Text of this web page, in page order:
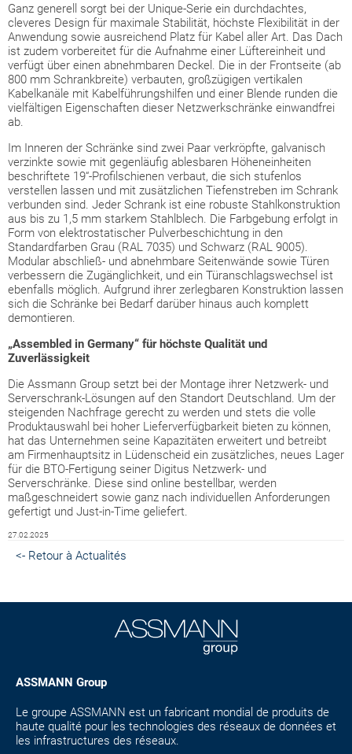
Ganz generell sorgt bei der Unique-Serie ein durchdachtes,
cleveres Design für maximale Stabilität, höchste Flexibilität in der
Anwendung sowie ausreichend Platz für Kabel aller Art. Das Dach
ist zudem vorbereitet für die Aufnahme einer Lüftereinheit und
verfügt über einen abnehmbaren Deckel. Die in der Frontseite (ab
800 mm Schrankbreite) verbauten, großzügigen vertikalen
Kabelkanäle mit Kabelführungshilfen und einer Blende runden die
vielfältigen Eigenschaften dieser Netzwerkschränke einwandfrei
ab.
Im Inneren der Schränke sind zwei Paar verkröpfte, galvanisch
verzinkte sowie mit gegenläufig ablesbaren Höheneinheiten
beschriftete 19“-Profilschienen verbaut, die sich stufenlos
verstellen lassen und mit zusätzlichen Tiefenstreben im Schrank
verbunden sind. Jeder Schrank ist eine robuste Stahlkonstruktion
aus bis zu 1,5 mm starkem Stahlblech. Die Farbgebung erfolgt in
Form von elektrostatischer Pulverbeschichtung in den
Standardfarben Grau (RAL 7035) und Schwarz (RAL 9005).
Modular abschließ- und abnehmbare Seitenwände sowie Türen
verbessern die Zugänglichkeit, und ein Türanschlagswechsel ist
ebenfalls möglich. Aufgrund ihrer zerlegbaren Konstruktion lassen
sich die Schränke bei Bedarf darüber hinaus auch komplett
demontieren.
„Assembled in Germany“ für höchste Qualität und
Zuverlässigkeit
Die Assmann Group setzt bei der Montage ihrer Netzwerk- und
Serverschrank-Lösungen auf den Standort Deutschland. Um der
steigenden Nachfrage gerecht zu werden und stets die volle
Produktauswahl bei hoher Lieferverfügbarkeit bieten zu können,
hat das Unternehmen seine Kapazitäten erweitert und betreibt
am Firmenhauptsitz in Lüdenscheid ein zusätzliches, neues Lager
für die BTO-Fertigung seiner Digitus Netzwerk- und
Serverschränke. Diese sind online bestellbar, werden
maßgeschneidert sowie ganz nach individuellen Anforderungen
gefertigt und Just-in-Time geliefert.
27.02.2025
<- Retour à Actualités
ASSMANN Group
Le groupe ASSMANN est un fabricant mondial de produits de
haute qualité pour les technologies des réseaux de données et
les infrastructures des réseaux.